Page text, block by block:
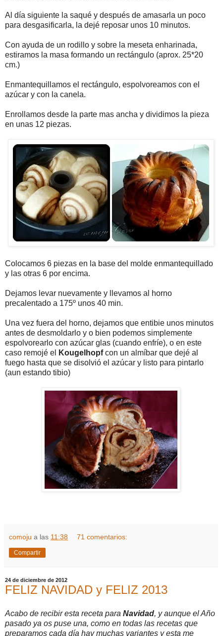
Al día siguiente la saqué y después de amasarla un poco
para desgasificarla, la dejé reposar unos 10 minutos.
Con ayuda de un rodillo y sobre la meseta enharinada,
estiramos la masa formando un rectángulo (aprox. 25*20
cm.)
Enmantequillamos el rectángulo, espolvoreamos con el
azúcar y con la canela.
Enrollamos desde la parte mas ancha y dividimos la pieza
en unas 12 piezas.
Colocamos 6 piezas en la base del molde enmantequillado
y las otras 6 por encima.
Dejamos levar nuevamente y llevamos al horno
precalentado a 175º unos 40 min.
Una vez fuera del horno, dejamos que entibie unos minutos
antes de desmoldarlo y o bien podemos simplemente
espolvorearlo con azúcar glas (cuando enfríe), o en este
caso remojé el
Kougelhopfcon un almíbar que dejé al
fuego hasta que se disolvió el azúcar y listo para pintarlo
(aun estando tibio)
comoju a las 11:38 71 comentarios:
Compartir
24 de diciembre de 2012
FELIZ NAVIDAD y FELIZ 2013
Acabo de recibir esta receta para Navidad, y aunque el Año
pasado ya os puse una, como en todas las recetas que
preparamos cada día hay muchas variantes y esta me